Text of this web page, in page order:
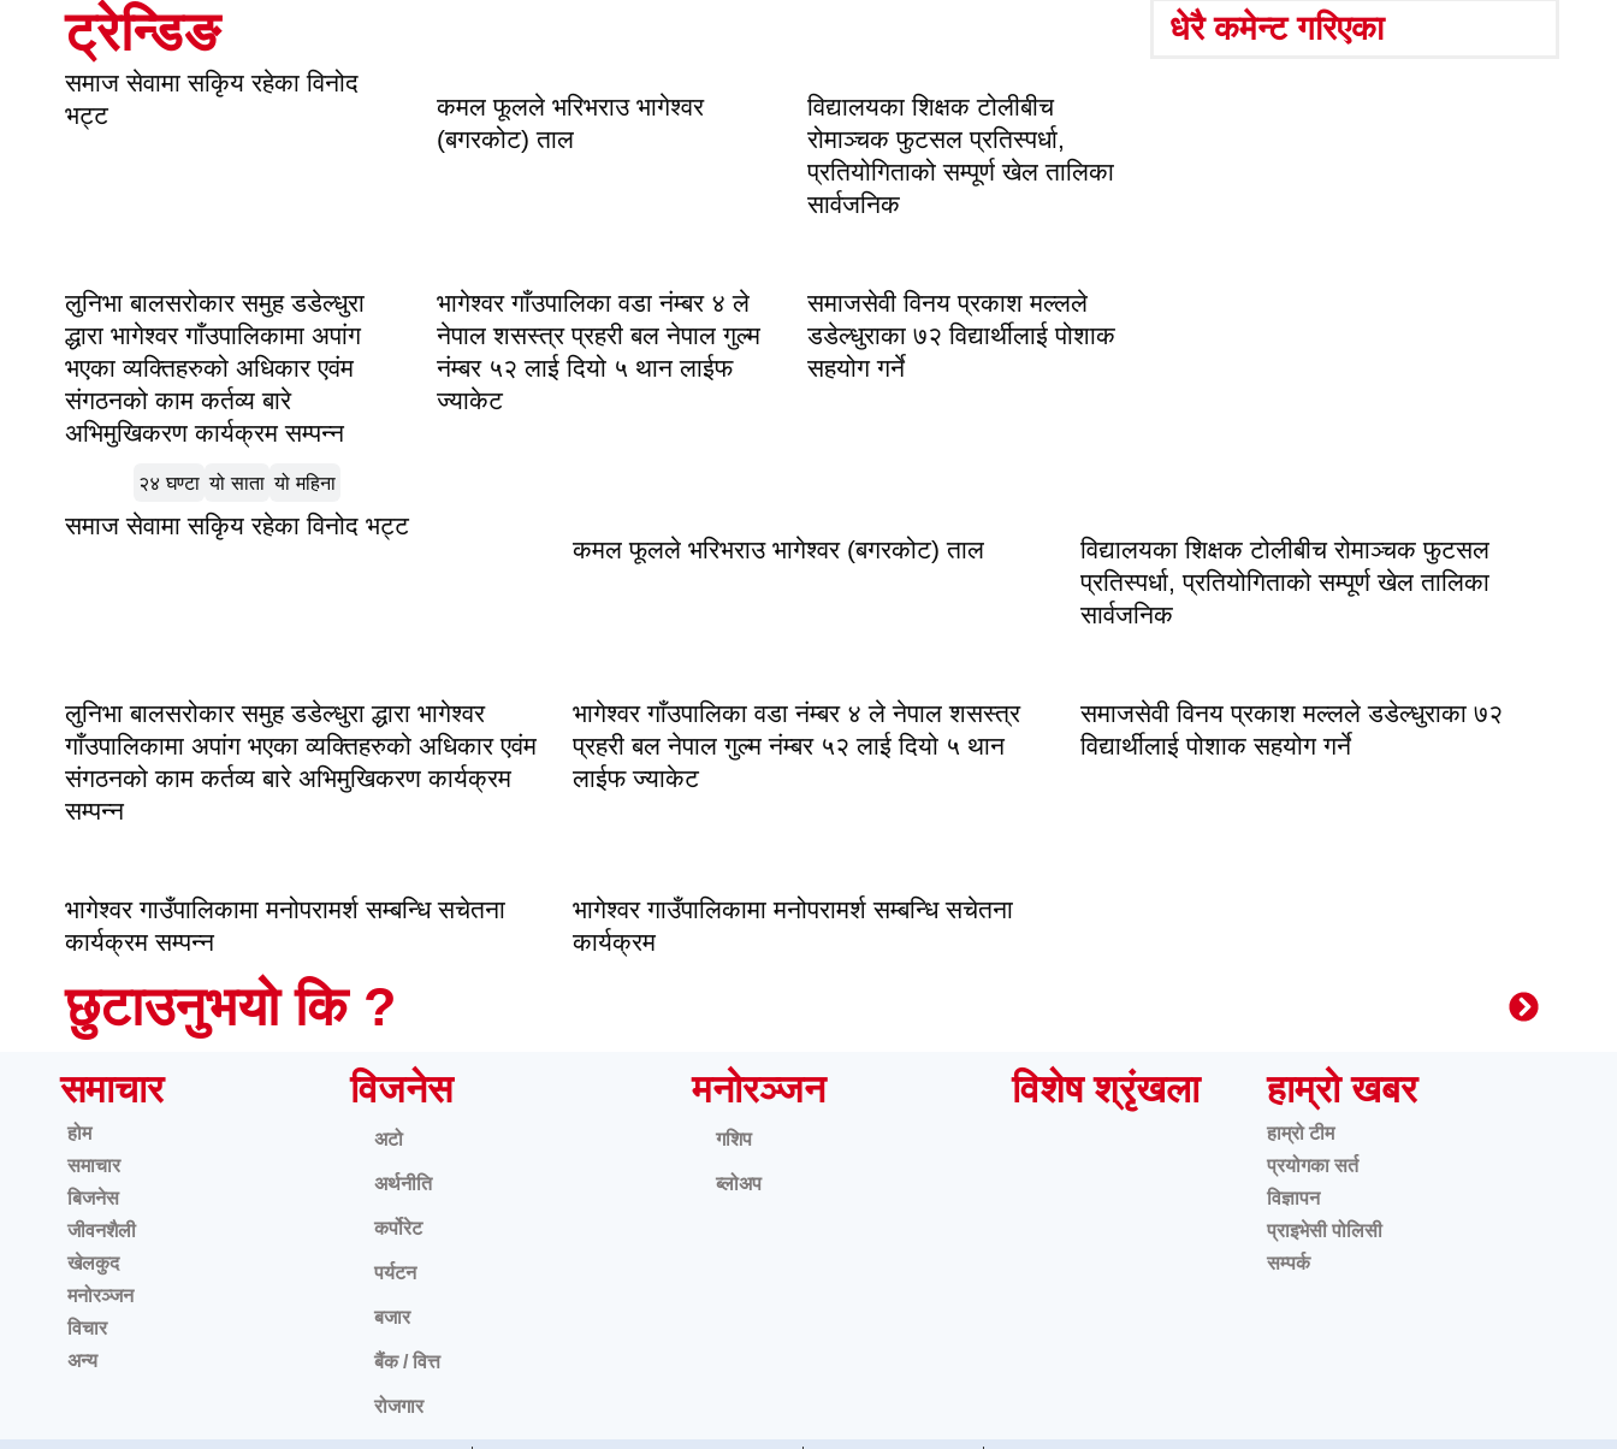
ट्रेन्डिङ
समाज सेवामा सकिृय रहेका विनोद
भट्ट
कमल फूलले भरिभराउ भागेश्वर
(बगरकोट) ताल
विद्यालयका शिक्षक टोलीबीच
रोमाञ्चक फुटसल प्रतिस्पर्धा,
प्रतियोगिताको सम्पूर्ण खेल तालिका
सार्वजनिक
लुनिभा बालसरोकार समुह डडेल्धुरा
द्धारा भागेश्वर गाँउपालिकामा अपांग
भएका व्यक्तिहरुको अधिकार एवंम
संगठनको काम कर्तव्य बारे
अभिमुखिकरण कार्यक्रम सम्पन्न
भागेश्वर गाँउपालिका वडा नंम्बर ४ ले
नेपाल शसस्त्र प्रहरी बल नेपाल गुल्म
नंम्बर ५२ लाई दियो ५ थान लाईफ
ज्याकेट
समाजसेवी विनय प्रकाश मल्लले
डडेल्धुराका ७२ विद्यार्थीलाई पोशाक
सहयोग गर्ने
धेरै कमेन्ट गरिएका
२४ घण्टा यो साता यो महिना
समाज सेवामा सकिृय रहेका विनोद भट्ट
कमल फूलले भरिभराउ भागेश्वर (बगरकोट) ताल
विद्यालयका शिक्षक टोलीबीच रोमाञ्चक फुटसल
प्रतिस्पर्धा, प्रतियोगिताको सम्पूर्ण खेल तालिका
सार्वजनिक
लुनिभा बालसरोकार समुह डडेल्धुरा द्धारा भागेश्वर
गाँउपालिकामा अपांग भएका व्यक्तिहरुको अधिकार एवंम
संगठनको काम कर्तव्य बारे अभिमुखिकरण कार्यक्रम
सम्पन्न
भागेश्वर गाँउपालिका वडा नंम्बर ४ ले नेपाल शसस्त्र
प्रहरी बल नेपाल गुल्म नंम्बर ५२ लाई दियो ५ थान
लाईफ ज्याकेट
समाजसेवी विनय प्रकाश मल्लले डडेल्धुराका ७२
विद्यार्थीलाई पोशाक सहयोग गर्ने
भागेश्वर गाउँपालिकामा मनोपरामर्श सम्बन्धि सचेतना
कार्यक्रम सम्पन्न
भागेश्वर गाउँपालिकामा मनोपरामर्श सम्बन्धि सचेतना
कार्यक्रम
छुटाउनुभयो कि ?
समाचार
होम
समाचार
बिजनेस
जीवनशैली
खेलकुद
मनोरञ्जन
विचार
अन्य
विजनेस
अटो
अर्थनीति
कर्पोरेट
पर्यटन
बजार
बैंक / वित्त
रोजगार
मनोरञ्जन
गशिप
ब्लोअप
विशेष श्रृंखला हाम्रो खबर
हाम्रो टीम
प्रयोगका सर्त
विज्ञापन
प्राइभेसी पोलिसी
सम्पर्क